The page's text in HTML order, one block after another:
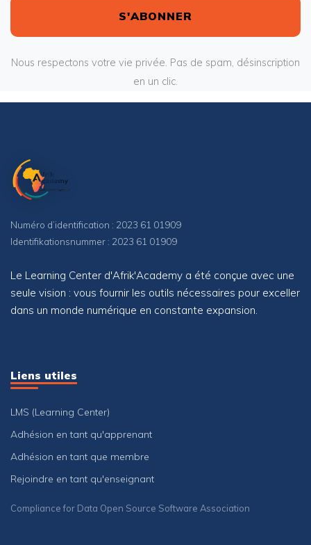
S'ABONNER
Nous respectons votre vie privée. Pas de spam, désinscription
en un clic.
Numéro d’identification : 2023 61 01909
Identifikationsnummer : 2023 61 01909
Le Learning Center d'Afrik'Academy a été conçue avec une
seule vision : vous fournir les outils nécessaires pour exceller
dans un monde numérique en constante expansion.
Liens utiles
LMS (Learning Center)
Adhésion en tant qu'apprenant
Adhésion en tant que membre
Rejoindre en tant qu'enseignant
Compliance for Data Open Source Software Association